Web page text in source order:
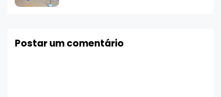
Postar um comentário